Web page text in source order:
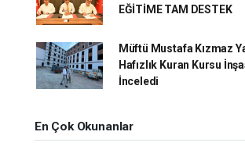
EĞİTİME TAM DESTEK
Müftü Mustafa Kızmaz
Hafızlık Kuran Kursu
İnceledi
En Çok Okunanlar